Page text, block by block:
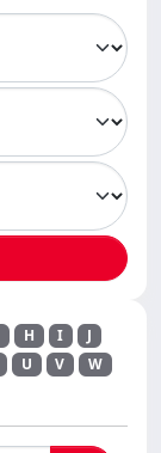
H I
J
U V
W